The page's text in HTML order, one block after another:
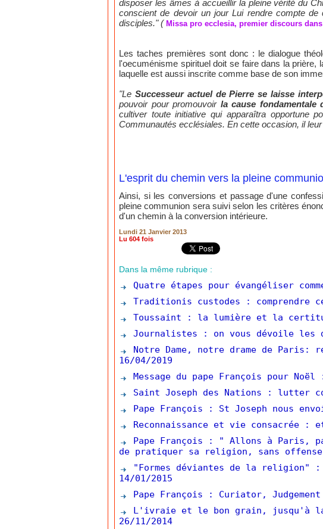
disposer les âmes à accueillir la pleine vérité du
conscient de devoir un jour Lui rendre compte
disciples." ( Missa pro ecclesia, premier discours
Les taches premières sont donc : le dialogue
l'oecuménisme spirituel doit se faire dans la
laquelle est aussi inscrite comme base de son
"Le Successeur actuel de Pierre se laisse
pouvoir pour promouvoir la cause fondamentale
cultiver toute initiative qui apparaîtra opportune
Communautés ecclésiales. En cette occasion, il
L'esprit du chemin vers la pleine
Ainsi, si les conversions et passage d'une
pleine communion sera suivi selon les critères
d'un chemin à la conversion intérieure.
Lundi 21 Janvier 2013
Lu 604 fois
Dans la même rubrique :
Quatre étapes pour évangéliser
Traditionis custodes : comprendre
Toussaint : la lumière et la
Journalistes : on vous dévoile
Notre Dame, notre drame de Paris:
16/04/2019
Message du pape François pour
Saint Joseph des Nations : lutter
Pape François : St Joseph nous
Reconnaissance et vie
Pape François : " Allons à Paris,
de pratiquer sa religion, sans
"Formes déviantes de la religion" :
14/01/2015
Pape François : Curiator,
L'ivraie et le bon grain, jusqu'à
26/11/2014